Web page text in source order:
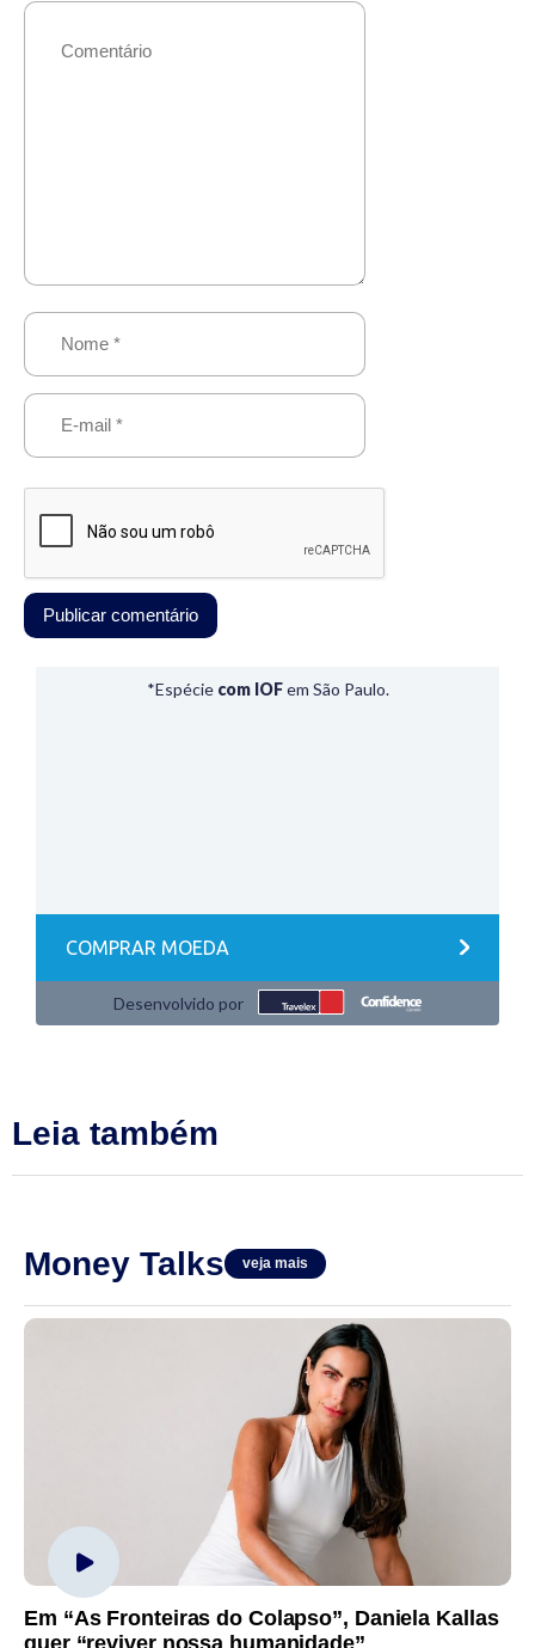
Leia também
Money Talks veja mais
Em “As Fronteiras do Colapso”, Daniela Kallas
quer “reviver nossa humanidade”